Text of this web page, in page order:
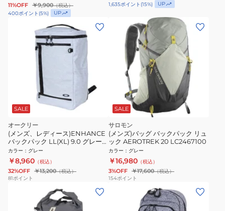
11%OFF ￥9,900（税込）
400ポイント (5%) UP
1,635ポイント (15%) UP
SALE
オークリー
(メンズ、レディース)ENHANCE
バックパック LL(XL) 9.0 グレー
40L FOS901980-10U ボックス型
高耐水性 シンプル リュックサッ
ク
カラー ： グレー
￥8,960 （税込）
32%OFF ￥13,200（税込）
81ポイント
SALE
サロモン
(メンズ)バッグ バックパック リュ
ック AEROTREK 20 LC2467100
カラー ： グレー
￥16,980 （税込）
3%OFF ￥17,600（税込）
154ポイント